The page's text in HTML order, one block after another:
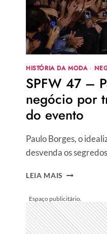
HISTÓRIA DA MODA·
SPFW 47 –
negócio por
do evento
Paulo Borges, o
desvenda os
LEIA MAIS SPFW
PAULO
BORGES
DESVENDA